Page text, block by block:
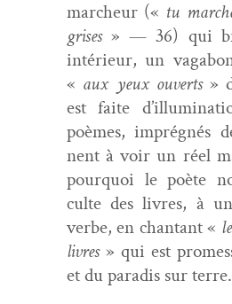
marcheur (« tu
gris­es» — 36) qui
intérieur, un
« aux yeux ouverts»
est faite
poèmes, imprégnés
nent à voir un réel
pourquoi le poète
culte des livres, à
verbe, en chan­tant «
livres» qui est
et du par­adis sur terre.